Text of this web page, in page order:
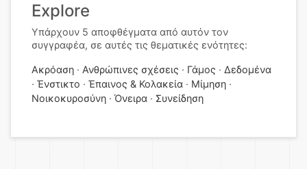
Explore
Υπάρχουν 5 αποφθέγματα από αυτόν τον
συγγραφέα, σε αυτές τις θεματικές ενότητες:
Ακρόαση Ανθρώπινες σχέσεις Γάμος
Δεδομένα
Ένστικτο
Έπαινος & Κολακεία
Μίμηση
Νοικοκυροσύνη
Όνειρα Συνείδηση